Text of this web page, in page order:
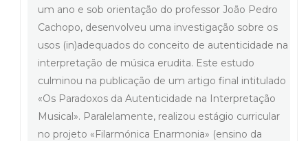
um ano e sob orientação do professor João Pedro
Cachopo, desenvolveu uma investigação sobre os
usos (in)adequados do conceito de autenticidade na
interpretação de música erudita. Este estudo
culminou na publicação de um artigo final intitulado
«Os Paradoxos da Autenticidade na Interpretação
Musical». Paralelamente, realizou estágio curricular
no projeto «Filarmónica Enarmonia» (ensino da